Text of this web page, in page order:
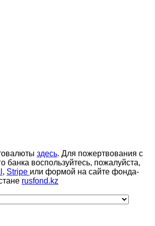
здесь. Для пожертвования с
банка воспользуйтесь, пожалуйста,
, Stripe или формой на сайте фонда-
rusfond.kz